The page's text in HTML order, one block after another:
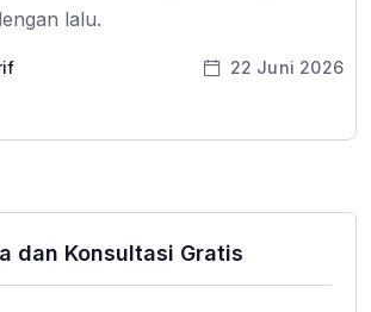
lalu.
22 Juni 2026
dan Konsultasi Gratis